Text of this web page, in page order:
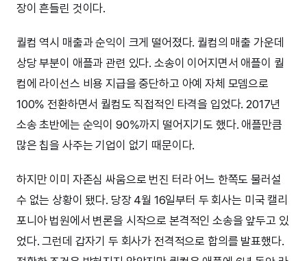
장이 흔들린 것이다.
퀄컴 역시 매출과 순익이 크게 떨어졌다. 퀄컴의 매출 가운데
상당 부분이 애플과 관련 있다. 소송이 이어지면서 애플이 퀄
컴에 라이선스 비용 지급을 중단하고 아예 자체 모뎀으로
100% 전환하면서 퀄컴도 직접적인 타격을 입었다. 2017년
소송 초반에는 순익이 90%까지 떨어지기도 했다. 애플만큼
많은 칩을 사주는 기업이 없기 때문이다.
하지만 이미 자존심 싸움으로 번진 터라 어느 한쪽도 물러설
수 없는 상황이 됐다. 당장 4월 16일부터 두 회사는 미국 캘리
포니아 법원에서 변론을 시작으로 본격적인 소송을 앞두고 있
었다. 그런데 갑자기 두 회사가 전격적으로 합의를 발표했다.